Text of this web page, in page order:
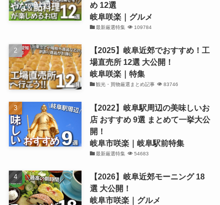
め 12選
岐阜咲楽｜グルメ
最新厳選特集 109784
【2025】岐阜近郊でおすすめ！工
場直売所 12選 大公開！
岐阜咲楽｜特集
観光・買物厳選まとめ記事 83746
【2022】岐阜駅周辺の美味しいお
店 おすすめ 9選 まとめて一挙大公
開！
岐阜市咲楽｜岐阜駅前特集
最新厳選特集 54683
【2026】岐阜近郊モーニング 18
選 大公開！
岐阜市咲楽｜グルメ